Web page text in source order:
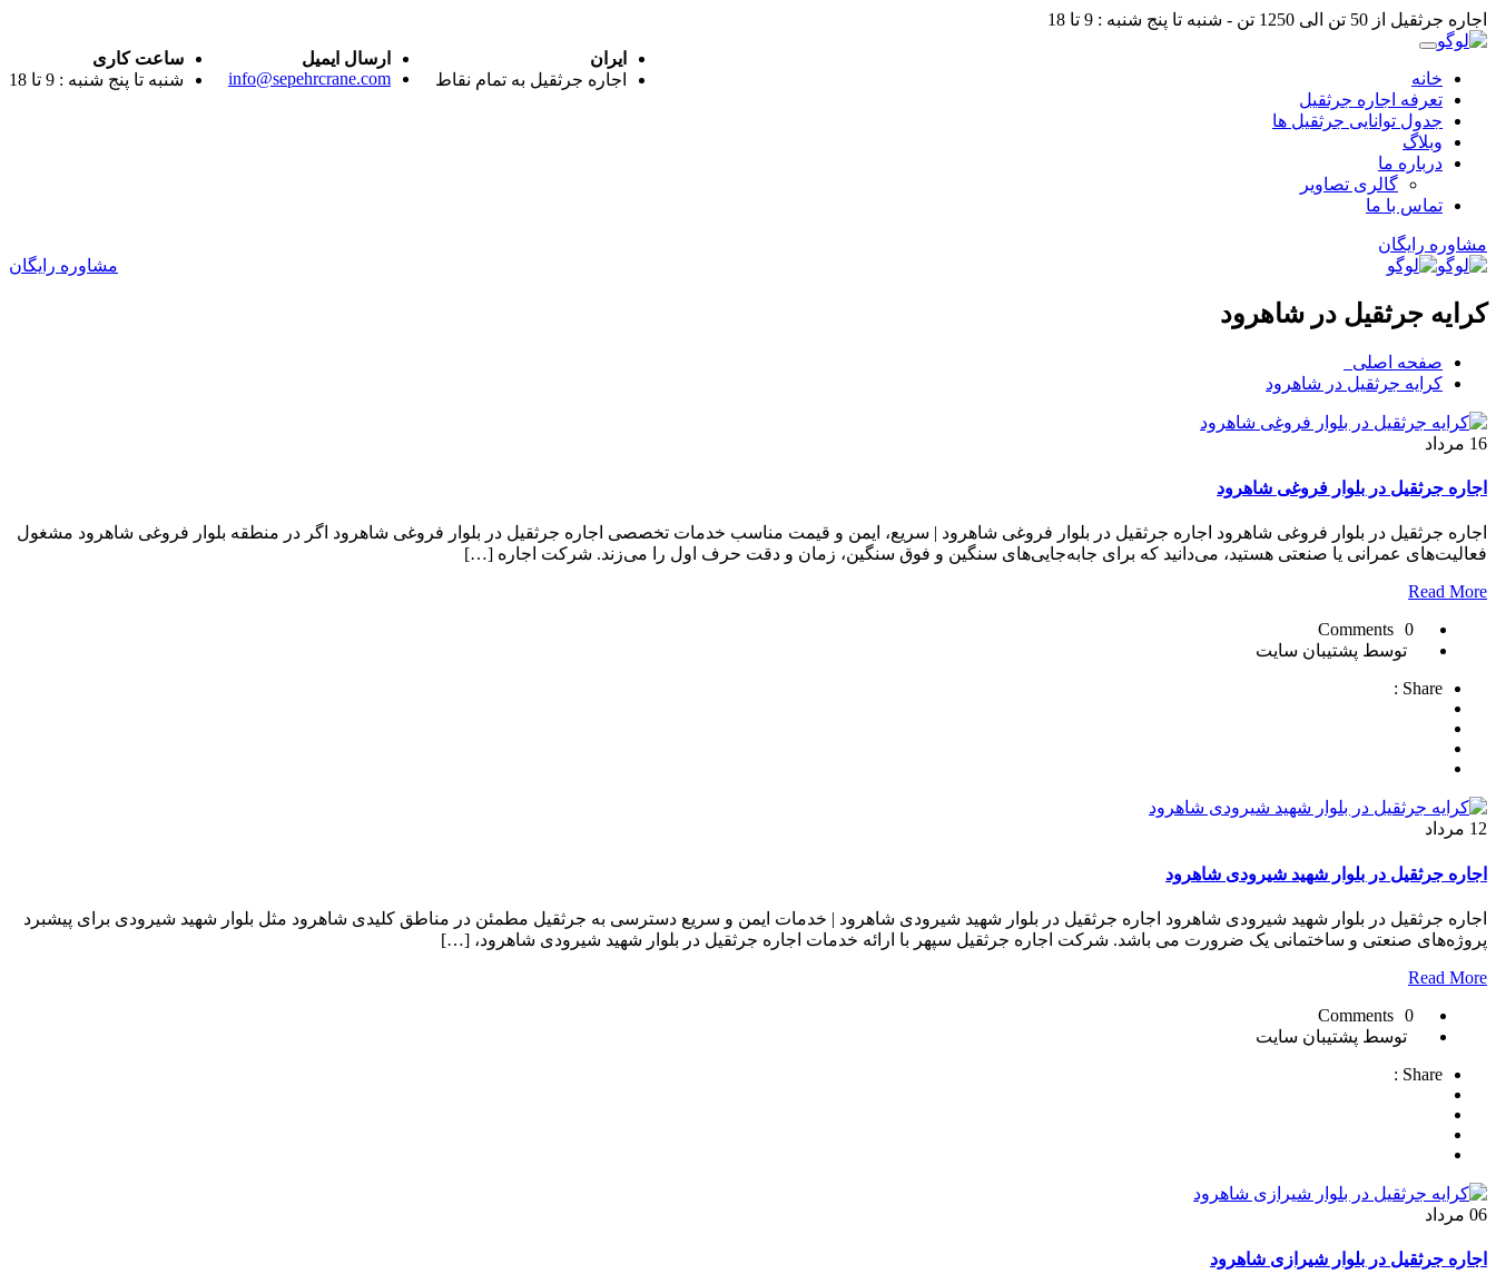
اجاره جرثقیل از 50 تن الی 1250 تن - شنبه تا پنج شنبه : 9 تا 18
ایران
اجاره جرثقیل به تمام نقاط
ارسال ایمیل
info@sepehrcrane.com
ساعت کاری
شنبه تا پنج شنبه : 9 تا 18
خانه
تعرفه اجاره جرثقیل
جدول توانایی جرثقیل ها
وبلاگ
درباره ما
گالری تصاویر
تماس با ما
مشاوره رایگان
مشاوره رایگان
کرایه جرثقیل در شاهرود
صفحه اصلی
کرایه جرثقیل در شاهرود
16 مرداد
اجاره جرثقیل در بلوار فروغی شاهرود
اجاره جرثقیل در بلوار فروغی شاهرود اجاره جرثقیل در بلوار فروغی شاهرود | سریع، ایمن و قیمت مناسب خدمات تخصصی اجاره جرثقیل در بلوار فروغی شاهرود اگر در منطقه بلوار فروغی شاهرود مشغول
فعالیت‌های عمرانی یا صنعتی هستید، می‌دانید که برای جابه‌جایی‌های سنگین و فوق سنگین، زمان و دقت حرف اول را می‌زند. شرکت اجاره […]
Read More
0 Comments
توسط پشتیبان سایت
Share :
12 مرداد
اجاره جرثقیل در بلوار شهید شیرودی شاهرود
اجاره جرثقیل در بلوار شهید شیرودی شاهرود اجاره جرثقیل در بلوار شهید شیرودی شاهرود | خدمات ایمن و سریع دسترسی به جرثقیل مطمئن در مناطق کلیدی شاهرود مثل بلوار شهید شیرودی برای پیشبرد
پروژه‌های صنعتی و ساختمانی یک ضرورت می باشد. شرکت اجاره جرثقیل سپهر با ارائه خدمات اجاره جرثقیل در بلوار شهید شیرودی شاهرود، […]
Read More
0 Comments
توسط پشتیبان سایت
Share :
06 مرداد
اجاره جرثقیل در بلوار شیرازی شاهرود